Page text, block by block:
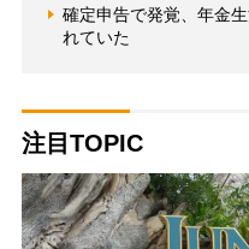
確定申告で発覚、年金
れていた
注目TOPIC